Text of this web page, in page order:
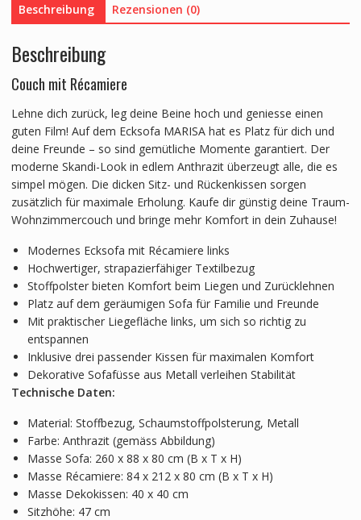
Beschreibung Rezensionen (0)
Beschreibung
Couch mit Récamiere
Lehne dich zurück, leg deine Beine hoch und geniesse einen
guten Film! Auf dem Ecksofa MARISA hat es Platz für dich und
deine Freunde – so sind gemütliche Momente garantiert. Der
moderne Skandi-Look in edlem Anthrazit überzeugt alle, die es
simpel mögen. Die dicken Sitz- und Rückenkissen sorgen
zusätzlich für maximale Erholung. Kaufe dir günstig deine Traum-
Wohnzimmercouch und bringe mehr Komfort in dein Zuhause!
Modernes Ecksofa mit Récamiere links
Hochwertiger, strapazierfähiger Textilbezug
Stoffpolster bieten Komfort beim Liegen und Zurücklehnen
Platz auf dem geräumigen Sofa für Familie und Freunde
Mit praktischer Liegefläche links, um sich so richtig zu
entspannen
Inklusive drei passender Kissen für maximalen Komfort
Dekorative Sofafüsse aus Metall verleihen Stabilität
Technische Daten:
Material: Stoffbezug, Schaumstoffpolsterung, Metall
Farbe: Anthrazit (gemäss Abbildung)
Masse Sofa: 260 x 88 x 80 cm (B x T x H)
Masse Récamiere: 84 x 212 x 80 cm (B x T x H)
Masse Dekokissen: 40 x 40 cm
Sitzhöhe: 47 cm